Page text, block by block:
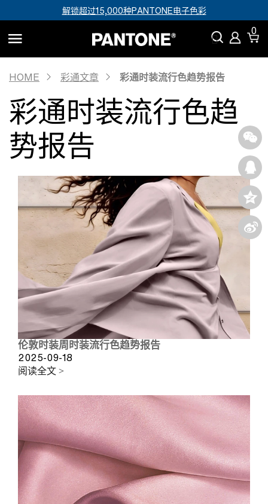
解锁超过15,000种PANTONE电子色彩
0
HOME 彩通文章 彩通时装流行色趋势报告
彩通时装流行色趋
势报告
伦敦时装周时装流行色趋势报告
2025-09-18
阅读全文 >